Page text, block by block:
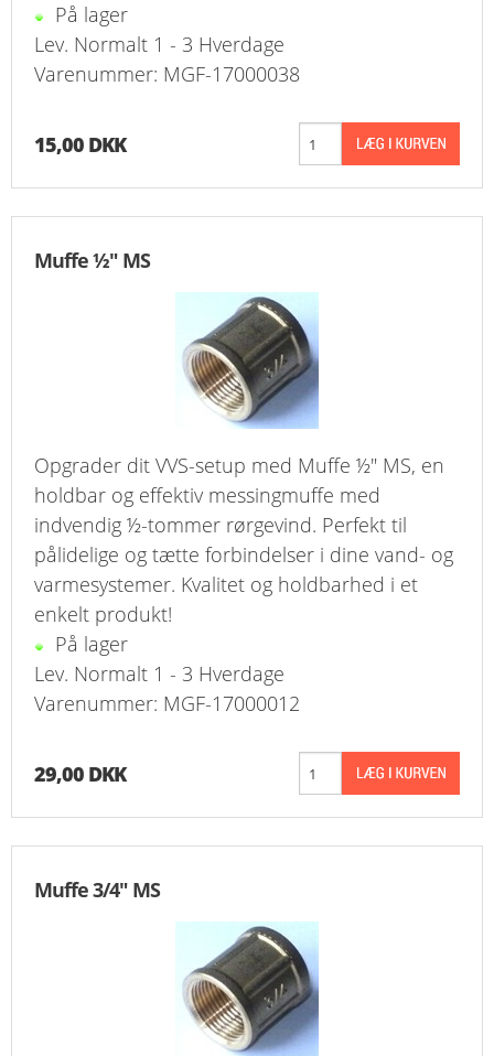
LOG UDPå lager
Lev. Normalt 1 - 3 Hverdage
Varenummer: MGF-17000038
15,00 DKK
Muffe ½" MS
Opgrader dit VVS-setup med Muffe ½" MS, en
holdbar og effektiv messingmuffe med
indvendig ½-tommer rørgevind. Perfekt til
pålidelige og tætte forbindelser i dine vand- og
varmesystemer. Kvalitet og holdbarhed i et
enkelt produkt!
På lager
Lev. Normalt 1 - 3 Hverdage
Varenummer: MGF-17000012
29,00 DKK
Muffe 3/4" MS